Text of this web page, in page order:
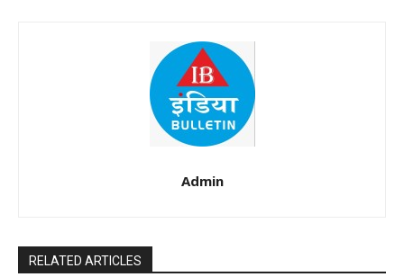
Admin
RELATED ARTICLES